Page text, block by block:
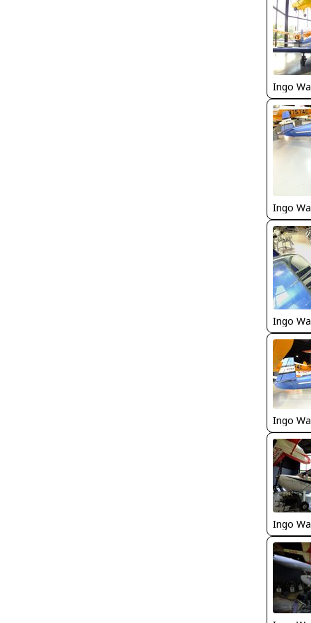
Ingo
Ingo
Ingo
Ingo
Ingo